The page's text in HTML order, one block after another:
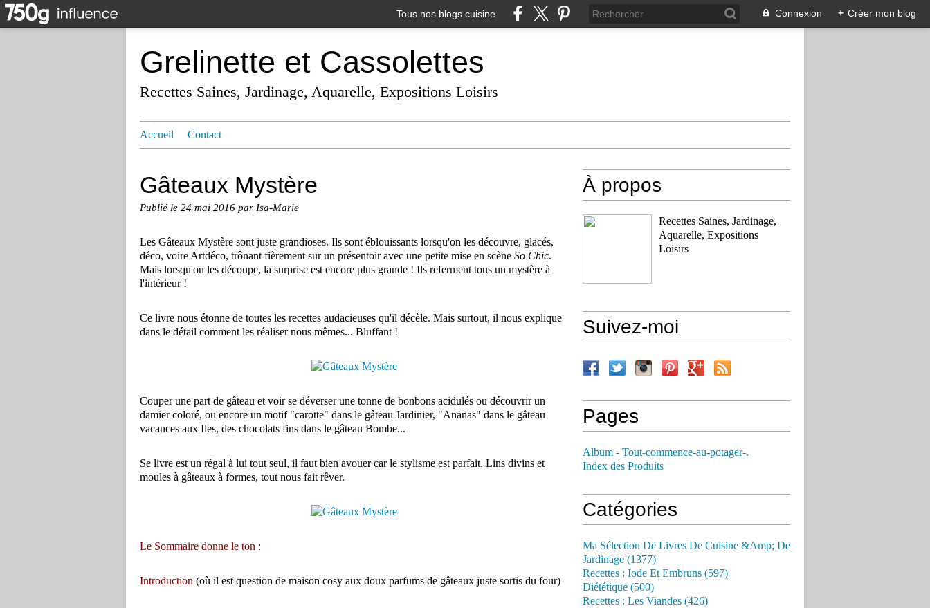
Tous nos blogs cuisine Connexion + Créer mon blog
Grelinette et Cassolettes
Recettes Saines, Jardinage, Aquarelle, Expositions Loisirs
Accueil Contact
Gâteaux Mystère
Publié le 24 mai 2016 par Isa-Marie
Les Gâteaux Mystère sont juste grandioses. Ils sont éblouissants lorsqu'on les découvre, glacés,
déco, voire Artdéco, trônant fièrement sur un présentoir avec une petite mise en scène So Chic.
Mais lorsqu'on les découpe, la surprise est encore plus grande ! Ils referment tous un mystère à
l'intérieur !
Ce livre nous étonne de toutes les recettes audacieuses qu'il décèle. Mais surtout, il nous explique
dans le détail comment les réaliser nous mêmes... Bluffant !
Couper une part de gâteau et voir se déverser une tonne de bonbons acidulés ou découvrir un
damier coloré, ou encore un motif "carotte" dans le gâteau Jardinier, "Ananas" dans le gâteau
vacances aux Iles, des chocolats fins dans le gâteau Bombe...
Se livre est un régal à lui tout seul, il faut bien avouer car le stylisme est parfait. Lins divins et
moules à gâteaux à formes, tout nous fait rêver.
Le Sommaire donne le ton :
Introduction (où il est question de maison cosy aux doux parfums de gâteaux juste sortis du four)
À propos
Recettes Saines, Jardinage,
Aquarelle, Expositions
Loisirs
Suivez-moi
Pages
Album - Tout-commence-au-potager-.
Index des Produits
Catégories
Ma Sélection De Livres De Cuisine &Amp; De
Jardinage (1377)
Recettes : Iode Et Embruns (597)
Diététique (500)
Recettes : Les Viandes (426)